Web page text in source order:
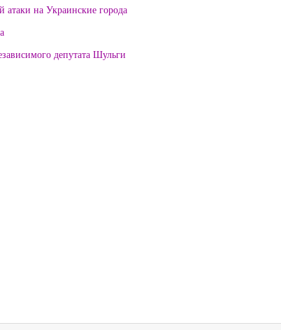
атаки на Украинские города
депутата Шульги